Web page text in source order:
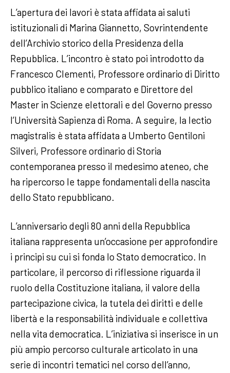
L’apertura dei lavori è stata affidata ai saluti
istituzionali di Marina Giannetto, Sovrintendente
dell’Archivio storico della Presidenza della
Repubblica. L’incontro è stato poi introdotto da
Francesco Clementi, Professore ordinario di Diritto
pubblico italiano e comparato e Direttore del
Master in Scienze elettorali e del Governo presso
l’Università Sapienza di Roma. A seguire, la lectio
magistralis è stata affidata a Umberto Gentiloni
Silveri, Professore ordinario di Storia
contemporanea presso il medesimo ateneo, che
ha ripercorso le tappe fondamentali della nascita
dello Stato repubblicano.
L’anniversario degli 80 anni della Repubblica
italiana rappresenta un’occasione per approfondire
i principi su cui si fonda lo Stato democratico. In
particolare, il percorso di riflessione riguarda il
ruolo della Costituzione italiana, il valore della
partecipazione civica, la tutela dei diritti e delle
libertà e la responsabilità individuale e collettiva
nella vita democratica. L’iniziativa si inserisce in un
più ampio percorso culturale articolato in una
serie di incontri tematici nel corso dell’anno,